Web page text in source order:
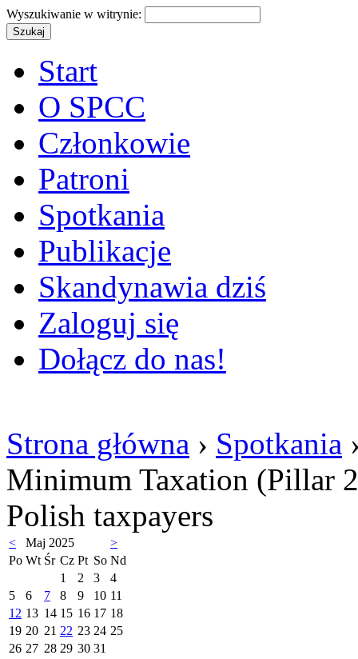
Wyszukiwanie w witrynie:
Start
O SPCC
Członkowie
Patroni
Spotkania
Publikacje
Skandynawia dziś
Zaloguj się
Dołącz do nas!
Strona główna › Spotkania
Minimum Taxation (Pillar
Polish taxpayers
< Maj 2025
>
Po Wt Śr Cz Pt So Nd
1
2 3
4
5
6 7 8 9 10 11
12 13 14 15 16 17 18
19 20 21 22 23 24 25
26 27 28 29 30 31